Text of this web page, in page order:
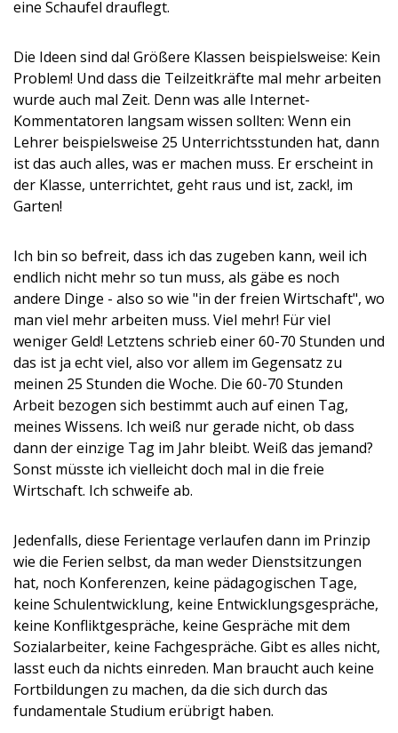
eine Schaufel drauflegt.
Die Ideen sind da! Größere Klassen beispielsweise: Kein
Problem! Und dass die Teilzeitkräfte mal mehr arbeiten
wurde auch mal Zeit. Denn was alle Internet-
Kommentatoren langsam wissen sollten: Wenn ein
Lehrer beispielsweise 25 Unterrichtsstunden hat, dann
ist das auch alles, was er machen muss. Er erscheint in
der Klasse, unterrichtet, geht raus und ist, zack!, im
Garten!
Ich bin so befreit, dass ich das zugeben kann, weil ich
endlich nicht mehr so tun muss, als gäbe es noch
andere Dinge - also so wie "in der freien Wirtschaft", wo
man viel mehr arbeiten muss. Viel mehr! Für viel
weniger Geld! Letztens schrieb einer 60-70 Stunden und
das ist ja echt viel, also vor allem im Gegensatz zu
meinen 25 Stunden die Woche. Die 60-70 Stunden
Arbeit bezogen sich bestimmt auch auf einen Tag,
meines Wissens. Ich weiß nur gerade nicht, ob dass
dann der einzige Tag im Jahr bleibt. Weiß das jemand?
Sonst müsste ich vielleicht doch mal in die freie
Wirtschaft. Ich schweife ab.
Jedenfalls, diese Ferientage verlaufen dann im Prinzip
wie die Ferien selbst, da man weder Dienstsitzungen
hat, noch Konferenzen, keine pädagogischen Tage,
keine Schulentwicklung, keine Entwicklungsgespräche,
keine Konfliktgespräche, keine Gespräche mit dem
Sozialarbeiter, keine Fachgespräche. Gibt es alles nicht,
lasst euch da nichts einreden. Man braucht auch keine
Fortbildungen zu machen, da die sich durch das
fundamentale Studium erübrigt haben.